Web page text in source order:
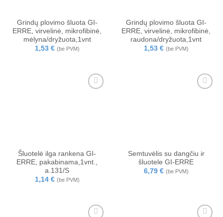
Grindų plovimo šluota GI-
ERRE, virvelinė, mikrofibinė,
mėlyna/dryžuota,1vnt
1,53 € (be PVM)
Grindų plovimo šluota GI-
ERRE, virvelinė, mikrofibinė,
raudona/dryžuota,1vnt
1,53 € (be PVM)
Šluotelė ilga rankena GI-
ERRE, pakabinama,1vnt.,
a.131/S
1,14 € (be PVM)
Semtuvėlis su dangčiu ir
šluotele GI-ERRE
6,79 € (be PVM)